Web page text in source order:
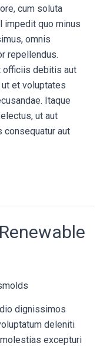
cum soluta
impedit quo minus
omnis
repellendus.
officiis debitis aut
et voluptates
Itaque
ut aut
aut
dignissimos
deleniti
excepturi